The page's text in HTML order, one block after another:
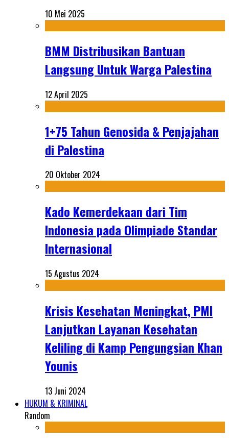
10 Mei 2025
BMM Distribusikan Bantuan
Langsung Untuk Warga Palestina
12 April 2025
1+75 Tahun Genosida & Penjajahan
di Palestina
20 Oktober 2024
Kado Kemerdekaan dari Tim
Indonesia pada Olimpiade Standar
Internasional
15 Agustus 2024
Krisis Kesehatan Meningkat, PMI
Lanjutkan Layanan Kesehatan
Keliling di Kamp Pengungsian Khan
Younis
13 Juni 2024
HUKUM & KRIMINAL
Random